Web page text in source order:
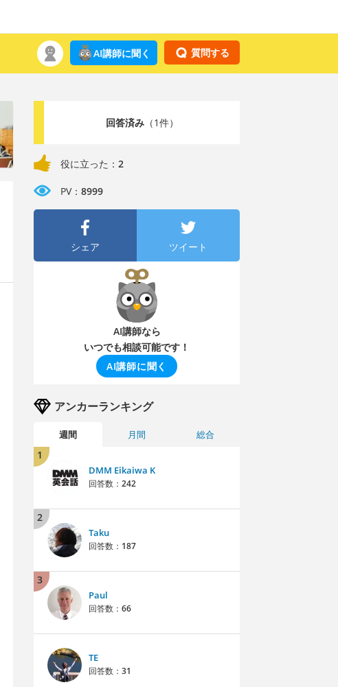
質問する
AI講師に聞く
回答済み（1件）
役に立った： 2
PV： 8999
シェア ツイート
AI講師なら
いつでも相談可能です！
AI講師に聞く
アンカーランキング
週間 月間 総合
1
DMM Eikaiwa K
回答数： 242
2
Taku
回答数： 187
3
Paul
回答数： 66
TE
回答数： 31